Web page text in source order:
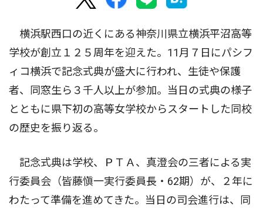
横浜駅西口の近くにある神奈川県立横浜平沼高等
学校が創立１２５周年を迎えた。11月７日にパシフ
ィコ横浜で記念式典が盛大に行われ、生徒や保護
者、同窓生ら３千人以上が参加。当日の式典の様子
とともに県下初の高等女学校からスタートした同校
の歴史を振り返る。
記念式典は学校、ＰＴＡ、真澄会の三者による実
行委員会（皆藤愼一実行委員長・62期）が、２年に
わたって準備を進めてきた。当日の司会進行は、同